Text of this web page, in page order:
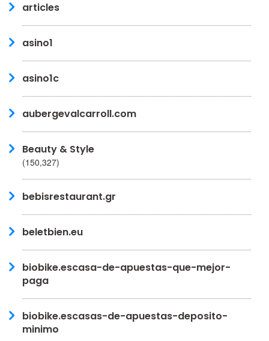
articles
asino1
asino1c
aubergevalcarroll.com
Beauty & Style
(150,327)
bebisrestaurant.gr
beletbien.eu
biobike.escasa-de-apuestas-que-mejor-
paga
biobike.escasas-de-apuestas-deposito-
minimo